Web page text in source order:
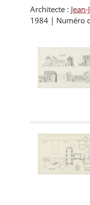
Architecte :
1984 | Numéro